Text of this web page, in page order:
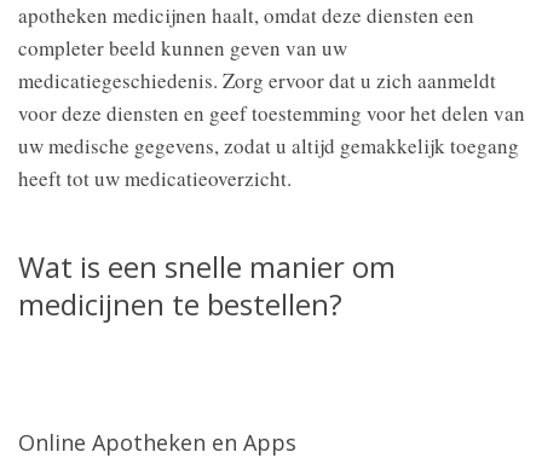
apotheken medicijnen haalt, omdat deze diensten een
completer beeld kunnen geven van uw
medicatiegeschiedenis. Zorg ervoor dat u zich aanmeldt
voor deze diensten en geef toestemming voor het delen van
uw medische gegevens, zodat u altijd gemakkelijk toegang
heeft tot uw medicatieoverzicht.
Wat is een snelle manier om
medicijnen te bestellen?
Online Apotheken en Apps